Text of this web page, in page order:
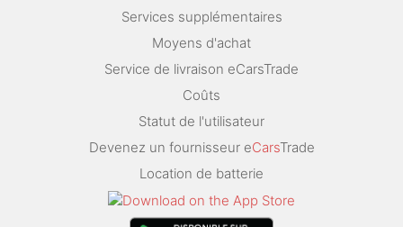
Services supplémentaires
Moyens d'achat
Service de livraison eCarsTrade
Coûts
Statut de l'utilisateur
Devenez un fournisseur eCarsTrade
Location de batterie